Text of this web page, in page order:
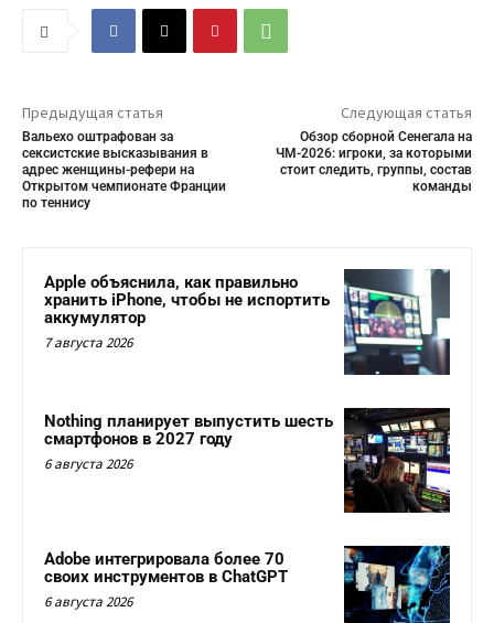
Предыдущая статья
Вальехо оштрафован за
сексистские высказывания в
адрес женщины-рефери на
Открытом чемпионате Франции
по теннису
Следующая статья
Обзор сборной Сенегала на
ЧМ-2026: игроки, за которыми
стоит следить, группы, состав
команды
Apple объяснила, как правильно
хранить iPhone, чтобы не испортить
аккумулятор
7 августа 2026
Nothing планирует выпустить шесть
смартфонов в 2027 году
6 августа 2026
Adobe интегрировала более 70
своих инструментов в ChatGPT
6 августа 2026